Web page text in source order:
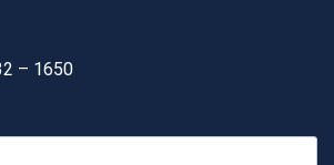
– 1650